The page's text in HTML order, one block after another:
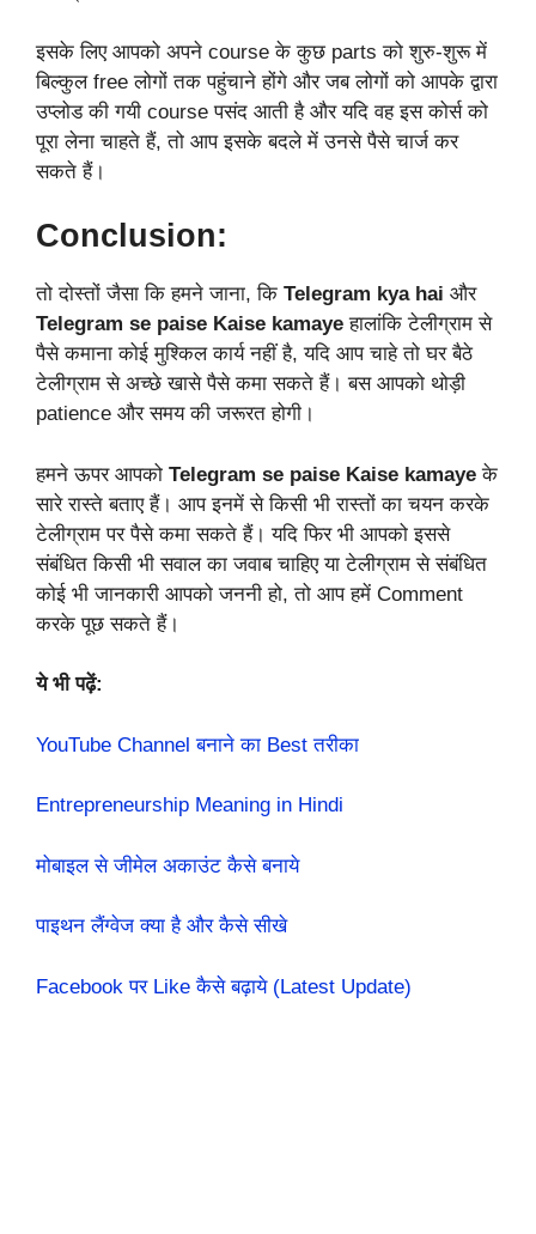
इसके लिए आपको अपने course के कुछ parts को शुरु-शुरू में
बिल्कुल free लोगों तक पहुंचाने होंगे और जब लोगों को आपके द्वारा
उप्लोड की गयी course पसंद आती है और यदि वह इस कोर्स को
पूरा लेना चाहते हैं, तो आप इसके बदले में उनसे पैसे चार्ज कर
सकते हैं।
Conclusion:
तो दोस्तों जैसा कि हमने जाना, कि Telegram kya hai और
Telegram se paise Kaise kamaye हालांकि टेलीग्राम से
पैसे कमाना कोई मुश्किल कार्य नहीं है, यदि आप चाहे तो घर बैठे
टेलीग्राम से अच्छे खासे पैसे कमा सकते हैं। बस आपको थोड़ी
patience और समय की जरूरत होगी।
हमने ऊपर आपको Telegram se paise Kaise kamaye के
सारे रास्ते बताए हैं। आप इनमें से किसी भी रास्तों का चयन करके
टेलीग्राम पर पैसे कमा सकते हैं। यदि फिर भी आपको इससे
संबंधित किसी भी सवाल का जवाब चाहिए या टेलीग्राम से संबंधित
कोई भी जानकारी आपको जननी हो, तो आप हमें Comment
करके पूछ सकते हैं।
ये भी पढ़ें:
YouTube Channel बनाने का Best तरीका
Entrepreneurship Meaning in Hindi
मोबाइल से जीमेल अकाउंट कैसे बनाये
पाइथन लैंग्वेज क्या है और कैसे सीखे
Facebook पर Like कैसे बढ़ाये (Latest Update)